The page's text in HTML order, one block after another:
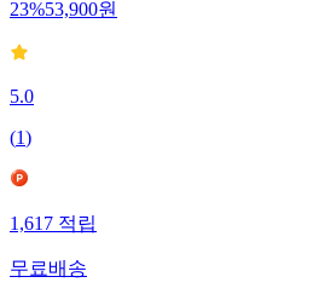
23%53,900원
5.0
(1)
1,617적립
무료배송